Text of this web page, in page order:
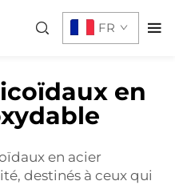
FR
en
en acier
destinés à ceux qui